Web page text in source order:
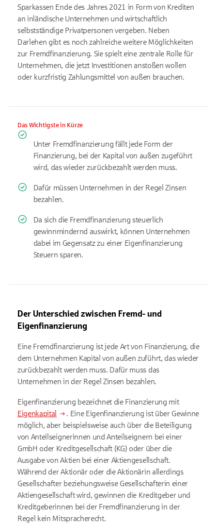
Sparkassen Ende des Jahres 2021 in Form von Krediten
an inländische Unternehmen und wirtschaftlich
selbstständige Privatpersonen vergeben. Neben
Darlehen gibt es noch zahlreiche weitere Möglichkeiten
zur Fremdfinanzierung. Sie spielt eine zentrale Rolle für
Unternehmen, die jetzt Investitionen anstoßen wollen
oder kurzfristig Zahlungsmittel von außen brauchen.
Das Wichtigste in Kürze
Unter Fremdfinanzierung fällt jede Form der
Finanzierung, bei der Kapital von außen zugeführt
wird, das wieder zurückbezahlt werden muss.
Dafür müssen Unternehmen in der Regel Zinsen
bezahlen.
Da sich die Fremdfinanzierung steuerlich
gewinnmindernd auswirkt, können Unternehmen
dabei im Gegensatz zu einer Eigenfinanzierung
Steuern sparen.
Der Unterschied zwischen Fremd- und
Eigenfinanzierung
Eine Fremdfinanzierung ist jede Art von Finanzierung, die
dem Unternehmen Kapital von außen zuführt, das wieder
zurückbezahlt werden muss. Dafür muss das
Unternehmen in der Regel Zinsen bezahlen.
Eigenfinanzierung bezeichnet die Finanzierung mit
Eigenkapital
. Eine Eigenfinanzierung ist über Gewinne
möglich, aber beispielsweise auch über die Beteiligung
von Anteilseignerinnen und Anteilseignern bei einer
GmbH oder Kreditgesellschaft (KG) oder über die
Ausgabe von Aktien bei einer Aktiengesellschaft.
Während der Aktionär oder die Aktionärin allerdings
Gesellschafter beziehungsweise Gesellschafterin einer
Aktiengesellschaft wird, gewinnen die Kreditgeber und
Kreditgeberinnen bei der Fremdfinanzierung in der
Regel kein Mitspracherecht.